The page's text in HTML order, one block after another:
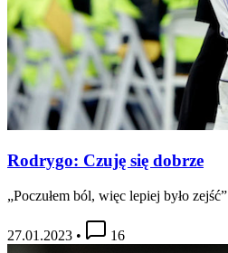
Rodrygo: Czuję się dobrze
„Poczułem ból, więc lepiej było zejść”
27.01.2023 • 16